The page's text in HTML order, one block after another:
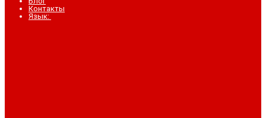
Контакты
Язык: